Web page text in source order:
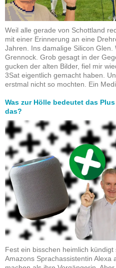
Weil alle gerade von Schottland
mit einer Erinnerung an eine
Jahren. Ins damalige Silicon
Grennock. Grob gesagt in der
gucken der alten Bilder, fiel mir
3Sat eigentlich gemacht haben.
erstmal nicht so mochten. Ein
Was zur Hölle bedeutet das
das?
Fest ein bisschen heimlich
Amazons Sprachassistentin Alexa